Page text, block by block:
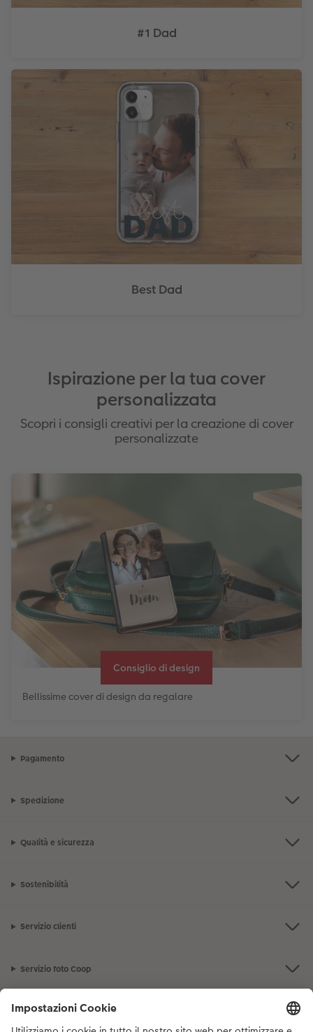
#1 Dad
Best Dad
Ispirazione per la tua cover
personalizzata
Scopri i consigli creativi per la creazione di cover
personalizzate
Consiglio di design
Bellissime cover di design da regalare
Pagamento
Spedizione
Qualità e sicurezza
Sostenibilità
Servizio clienti
Servizio foto Coop
La gamma prodotti